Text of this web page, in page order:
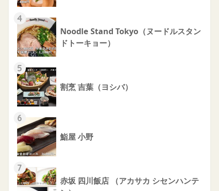
4
Noodle Stand Tokyo（ヌードルスタン
ドトーキョー）
5
割烹 吉葉（ヨシバ）
6
鮨屋 小野
7
赤坂 四川飯店 （アカサカ シセンハンテ